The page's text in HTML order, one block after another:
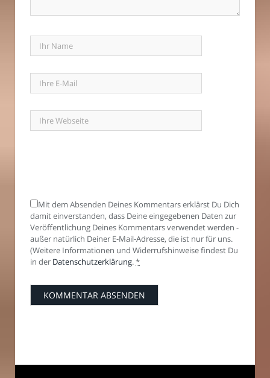
Mit dem Absenden Deines Kommentars erklärst Du Dich
damit einverstanden, dass Deine eingegebenen Daten zur
Veröffentlichung Deines Kommentars verwendet werden -
außer natürlich Deiner E-Mail-Adresse, die ist nur für uns.
(Weitere Informationen und Widerrufshinweise findest Du
in der Datenschutzerklärung. *